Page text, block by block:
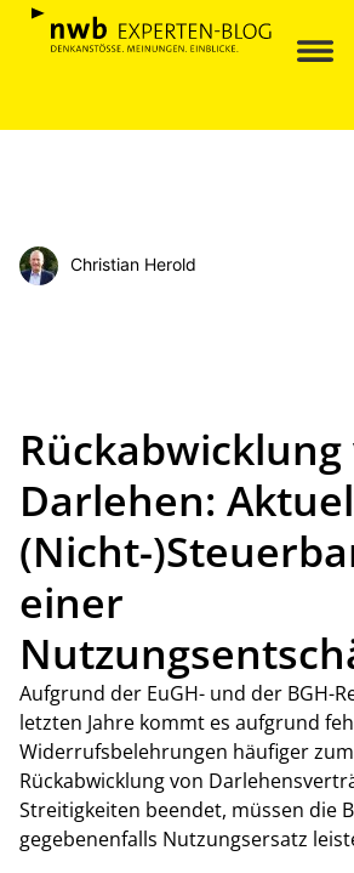
Christian Herold
Rückabwicklung
Darlehen:
(Nicht-
einer
Aufgrund der EuGH- und der BGH-
letzten Jahre kommt es aufgrund
Widerrufsbelehrungen häufiger
Rückabwicklung von
Streitigkeiten beendet, müssen die
gegebenenfalls Nutzungsersatz